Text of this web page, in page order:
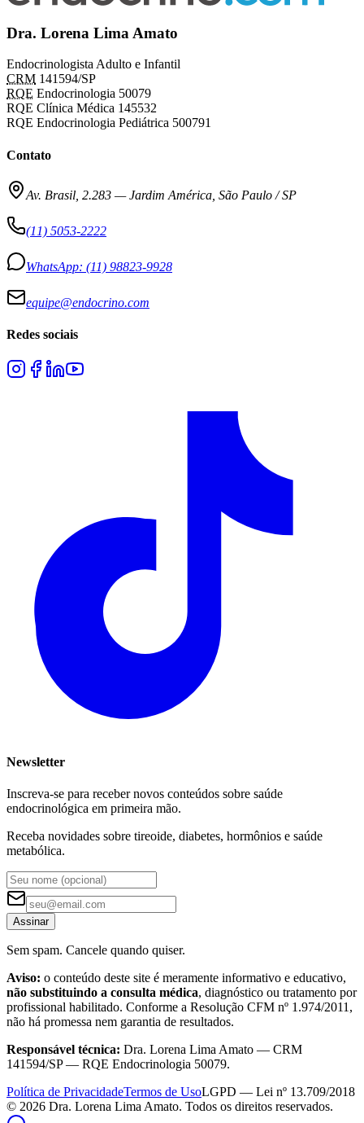
Dra. Lorena Lima Amato
Endocrinologista Adulto e Infantil
CRM 141594/SP
RQE Endocrinologia 50079
RQE Clínica Médica 145532
RQE Endocrinologia Pediátrica 500791
Contato
Av. Brasil, 2.283 —Jardim América, São Paulo / SP
(11) 5053-2222
WhatsApp: (11) 98823-9928
equipe@endocrino.com
Redes sociais
Newsletter
Inscreva-se para receber novos conteúdos sobre saúde
endocrinológica em primeira mão.
Receba novidades sobre tireoide, diabetes, hormônios e saúde
metabólica.
Assinar
Sem spam. Cancele quando quiser.
Aviso: o conteúdo deste site é meramente informativo e educativo,
não substituindo a consulta médica, diagnóstico ou tratamento por
profissional habilitado. Conforme a Resolução CFM nº 1.974/2011,
não há promessa nem garantia de resultados.
Responsável técnica: Dra. Lorena Lima Amato — CRM
141594/SP — RQE Endocrinologia 50079.
Política de PrivacidadeTermos de UsoLGPD — Lei nº 13.709/2018
© 2026 Dra. Lorena Lima Amato. Todos os direitos reservados.